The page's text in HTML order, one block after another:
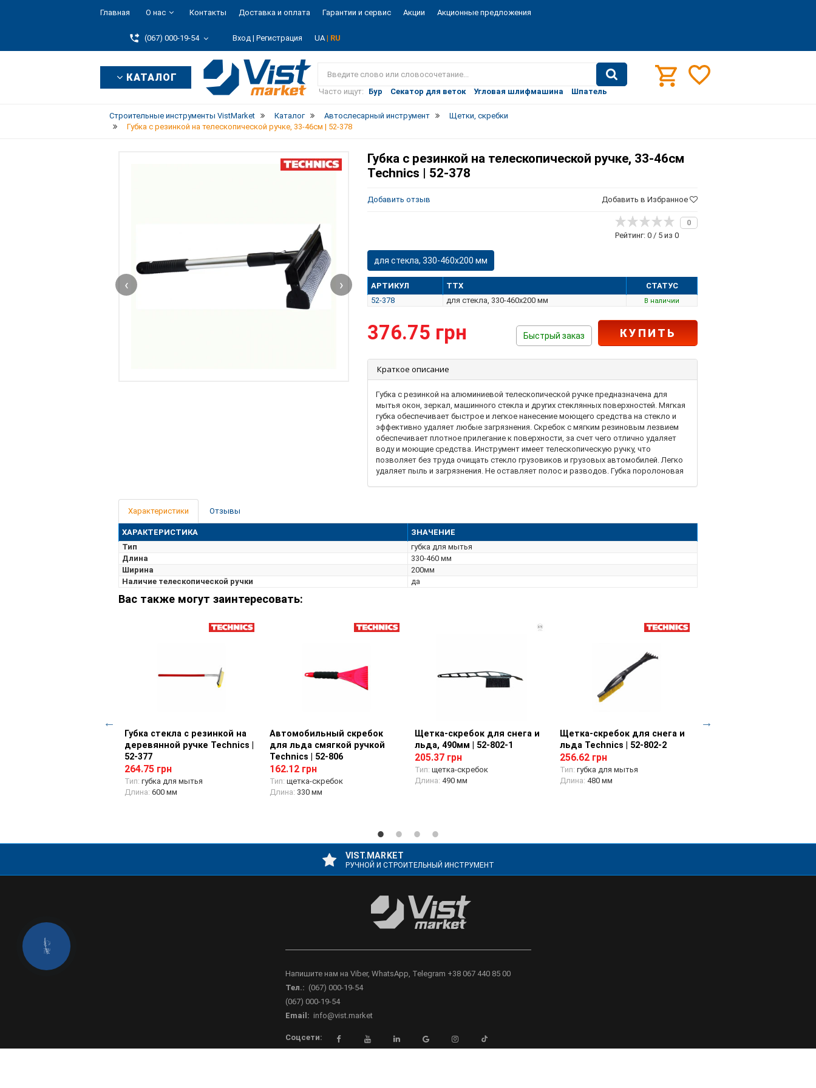
Главная О нас Контакты Доставка и оплата Гарантии и сервис Акции Акционные предложения
(067) 000-19-54 Вход | Регистрация UA| RU
КАТАЛОГ
market
Часто ищут: Бур Секатор для веток Угловая шлифмашина Шпатель
Строительные инструменты VistMarket Каталог Автослесарный инструмент
Щетки, скребки
Губка с резинкой на телескопической ручке, 33-46см | 52-378
‹ ›
Губка с резинкой на телескопической ручке, 33-46см
Technics | 52-378
Добавить отзыв Добавить в Избранное
0
Рейтинг: 0 / 5 из 0
для стекла, 330-460х200 мм
АРТИКУЛ ТТХ
СТАТУС
52-378
для стекла, 330-460х200 мм В наличии
376.75 грн Быстрый заказ КУПИТЬ
Краткое описание
Губка с резинкой на алюминиевой телескопической ручке предназначена для
мытья окон, зеркал, машинного стекла и других стеклянных поверхностей. Мягкая
губка обеспечивает быстрое и легкое нанесение моющего средства на стекло и
эффективно удаляет любые загрязнения. Скребок с мягким резиновым лезвием
обеспечивает плотное прилегание к поверхности, за счет чего отлично удаляет
воду и моющие средства. Инструмент имеет телескопическую ручку, что
позволяет без труда очищать стекло грузовиков и грузовых автомобилей. Легко
удаляет пыль и загрязнения. Не оставляет полос и разводов. Губка поролоновая
Характеристики Отзывы
ХАРАКТЕРИСТИКА
ЗНАЧЕНИЕ
Тип
губка для мытья
Длина
330-460 мм
Ширина
200мм
Наличие телескопической ручки
да
Вас также могут заинтересовать:
Просмотр товара
Губка стекла с резинкой на
деревянной ручке Technics |
52-377
264.75 грн
Тип: губка для мытья
Длина: 600 мм
Просмотр товара
Автомобильный скребок
для льда смягкой ручкой
Technics | 52-806
162.12 грн
Тип: щетка-скребок
Длина: 330 мм
Просмотр товара
Щетка-скребок для снега и
льда, 490мм | 52-802-1
205.37 грн
Тип: щетка-скребок
Длина: 490 мм
Просмотр товара
Щетка-скребок для снега и
льда Technics | 52-802-2
256.62 грн
Тип: губка для мытья
Длина: 480 мм
VIST.MARKET
РУЧНОЙ И СТРОИТЕЛЬНЫЙ ИНСТРУМЕНТ
Напишите нам на Viber, WhatsApp, Telegram +38 067 440 85 00
Тел.: (067) 000-19-54
(067) 000-19-54
Email: info@vist.market
Соцсети:
КНОПКА
ЗВ'ЯЗКУ